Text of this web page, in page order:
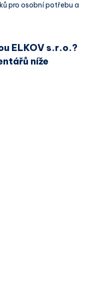
pro osobní potřebu a
ELKOV s.r.o.?
níže